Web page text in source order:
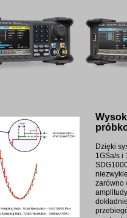
Dzięki
1GSa/s i
zarówno